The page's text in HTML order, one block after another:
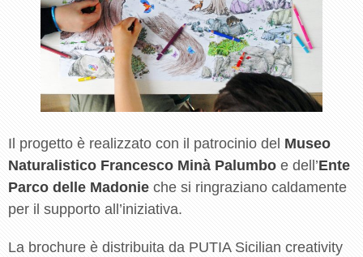
Il progetto è realizzato con il patrocinio del Museo
Naturalistico Francesco Minà Palumbo e dell’Ente
Parco delle Madonie che si ringraziano caldamente
per il supporto all’iniziativa.
La brochure è distribuita da PUTIA Sicilian creativity